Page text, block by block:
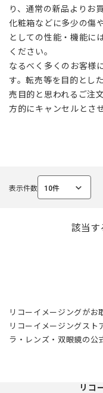
開
く
り、通常の新品よりお
化粧箱などに多少の傷
としての性能・機能に
ください。
なるべく多くのお客様
す。転売等を目的とし
売目的と思われるご注
方的にキャンセルとさ
表示件数 10件
選
該当す
リコーイメージングがお
リコーイメージングスト
ラ・レンズ・双眼鏡の公
リコ